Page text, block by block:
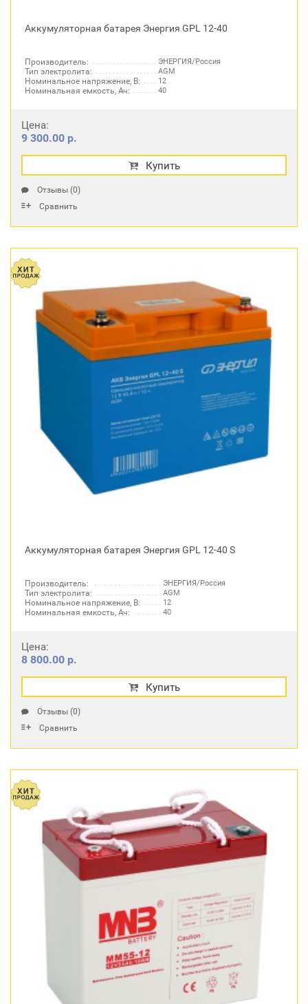
Аккумуляторная батарея Энергия GPL 12-40
Производитель: ЭНЕРГИЯ/Россия
Тип электролита: AGM
Номинальное напряжение, В: 12
Номинальная емкость, Ач: 40
Цена:
9 300.00 р.
Купить
Отзывы (0)
Сравнить
Аккумуляторная батарея Энергия GPL 12-40 S
Производитель: ЭНЕРГИЯ/Россия
Тип электролита: AGM
Номинальное напряжение, В: 12
Номинальная емкость, Ач: 40
Цена:
8 800.00 р.
Купить
Отзывы (0)
Сравнить